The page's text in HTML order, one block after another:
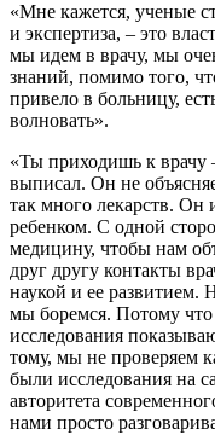
«Мне кажется, ученые
и экспертиза, – это
мы идем в врачу, мы
знаний, помимо того,
привело в больницу,
волновать».
«Ты приходишь к врачу
выписал. Он не
так много лекарств. Он
ребенком. С одной
медицину, чтобы нам
друг другу контакты
наукой и ее развитием.
мы боремся. Потому что
исследования
тому, мы не проверяем
были исследования на
авторитета
нами просто